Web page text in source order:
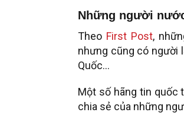
Những người
Theo First Post,
nhưng cũng có người
Quốc…
Một số hãng tin quốc
chia sẻ của những